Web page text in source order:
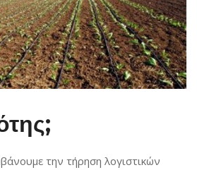
την τήρηση λογιστικών